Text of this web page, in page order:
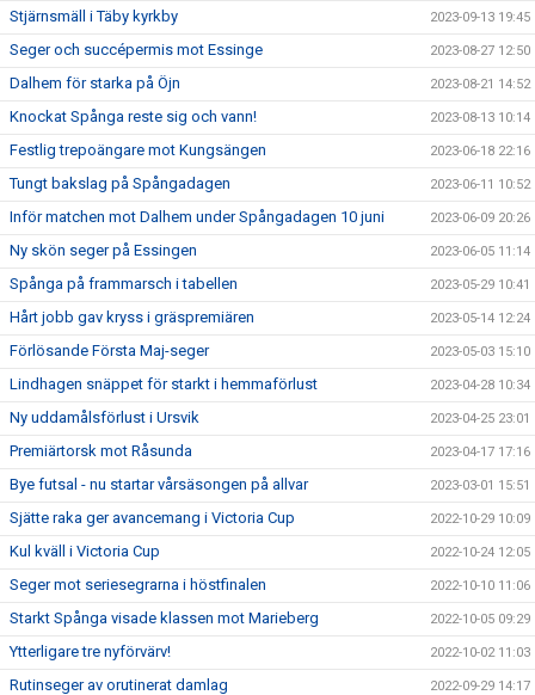
Stjärnsmäll i Täby kyrkby 2023-09-13 19:45
Seger och succépermis mot Essinge 2023-08-27 12:50
Dalhem för starka på Öjn 2023-08-21 14:52
Knockat Spånga reste sig och vann! 2023-08-13 10:14
Festlig trepoängare mot Kungsängen 2023-06-18 22:16
Tungt bakslag på Spångadagen 2023-06-11 10:52
Inför matchen mot Dalhem under Spångadagen 10 juni 2023-06-09 20:26
Ny skön seger på Essingen 2023-06-05 11:14
Spånga på frammarsch i tabellen 2023-05-29 10:41
Hårt jobb gav kryss i gräspremiären 2023-05-14 12:24
Förlösande Första Maj-seger 2023-05-03 15:10
Lindhagen snäppet för starkt i hemmaförlust 2023-04-28 10:34
Ny uddamålsförlust i Ursvik 2023-04-25 23:01
Premiärtorsk mot Råsunda 2023-04-17 17:16
Bye futsal - nu startar vårsäsongen på allvar 2023-03-01 15:51
Sjätte raka ger avancemang i Victoria Cup 2022-10-29 10:09
Kul kväll i Victoria Cup 2022-10-24 12:05
Seger mot seriesegrarna i höstfinalen 2022-10-10 11:06
Starkt Spånga visade klassen mot Marieberg 2022-10-05 09:29
Ytterligare tre nyförvärv! 2022-10-02 11:03
Rutinseger av orutinerat damlag 2022-09-29 14:17